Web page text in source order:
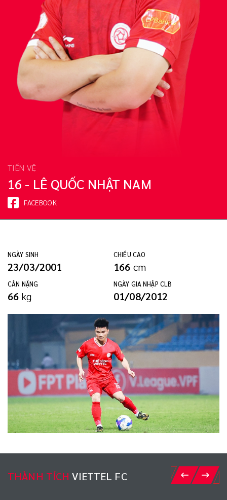
TIỀN VỆ
16 - LÊ QUỐC NHẬT NAM
FACEBOOK
NGÀY SINH
23/03/2001
CHIỀU CAO
166 cm
CÂN NẶNG
66 kg
NGÀY GIA NHẬP CLB
01/08/2012
THÀNH TÍCHVIETTEL FC